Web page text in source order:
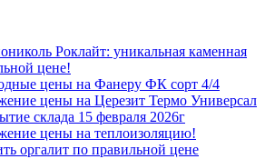
Роклайт: уникальная каменная
цене!
цены на Фанеру ФК сорт 4/4
цены на Церезит Термо Универсал
склада 15 февраля 2026г
цены на теплоизоляцию!
оргалит по правильной цене